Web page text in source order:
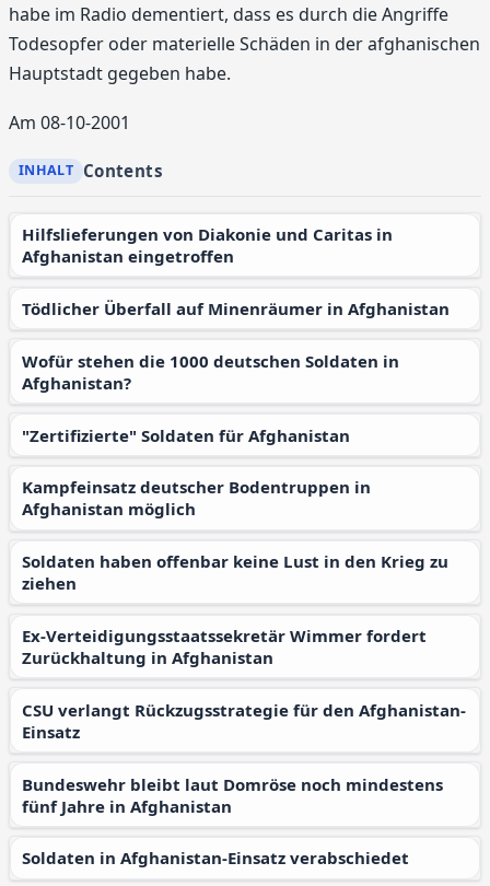
habe im Radio dementiert, dass es durch die Angriffe
Todesopfer oder materielle Schäden in der afghanischen
Hauptstadt gegeben habe.
Am 08-10-2001
Contents
Hilfslieferungen von Diakonie und Caritas in
Afghanistan eingetroffen
Tödlicher Überfall auf Minenräumer in Afghanistan
Wofür stehen die 1000 deutschen Soldaten in
Afghanistan?
"Zertifizierte" Soldaten für Afghanistan
Kampfeinsatz deutscher Bodentruppen in
Afghanistan möglich
Soldaten haben offenbar keine Lust in den Krieg zu
ziehen
Ex-Verteidigungsstaatssekretär Wimmer fordert
Zurückhaltung in Afghanistan
CSU verlangt Rückzugsstrategie für den Afghanistan-
Einsatz
Bundeswehr bleibt laut Domröse noch mindestens
fünf Jahre in Afghanistan
Soldaten in Afghanistan-Einsatz verabschiedet